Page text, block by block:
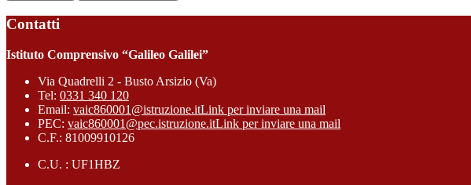
Contatti
Istituto Comprensivo “Galileo Galilei”
Via Quadrelli 2 - Busto Arsizio (Va)
Tel: 0331 340 120
Email: vaic860001@istruzione.itLink per inviare una mail
PEC: vaic860001@pec.istruzione.itLink per inviare una mail
C.F.: 81009910126
C.U. : UF1HBZ